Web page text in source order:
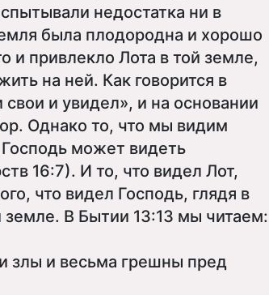
недостатка ни в
была плодородна и хорошо
и привлекло Лота в той земле,
на ней. Как говорится в
и увидел», и на основании
Однако то, что мы видим
может видеть
16:7). И то, что видел Лот,
что видел Господь, глядя в
В Бытии 13:13 мы читаем:
и весьма грешны пред